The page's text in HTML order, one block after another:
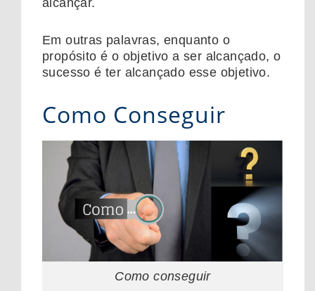
alcançar.
Em outras palavras, enquanto o
propósito é o objetivo a ser alcançado, o
sucesso é ter alcançado esse objetivo.
Como Conseguir
Como conseguir